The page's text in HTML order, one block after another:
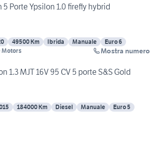
5 Porte Ypsilon 1.0 firefly hybrid
49500 Km Ibrida Manuale
Euro 6
Motors Mostra numero
1.3 MJT 16V 95 CV 5 porte S&S Gold
184000 Km Diesel Manuale Euro 5